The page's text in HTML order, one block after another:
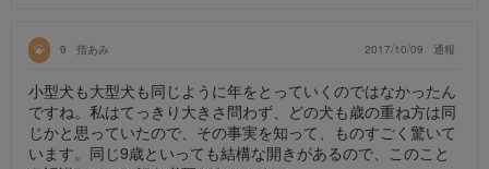
9 指あみ 2017/10/09 通報
小型犬も大型犬も同じように年をとっていくのではなかったん
ですね。私はてっきり大きさ問わず、どの犬も歳の重ね方は同
じかと思っていたので、その事実を知って、ものすごく驚いて
います。同じ9歳といっても結構な開きがあるので、このこと